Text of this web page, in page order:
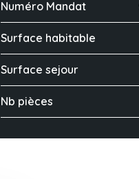
Numéro Mandat
Surface habitable
Surface sejour
Nb pièces